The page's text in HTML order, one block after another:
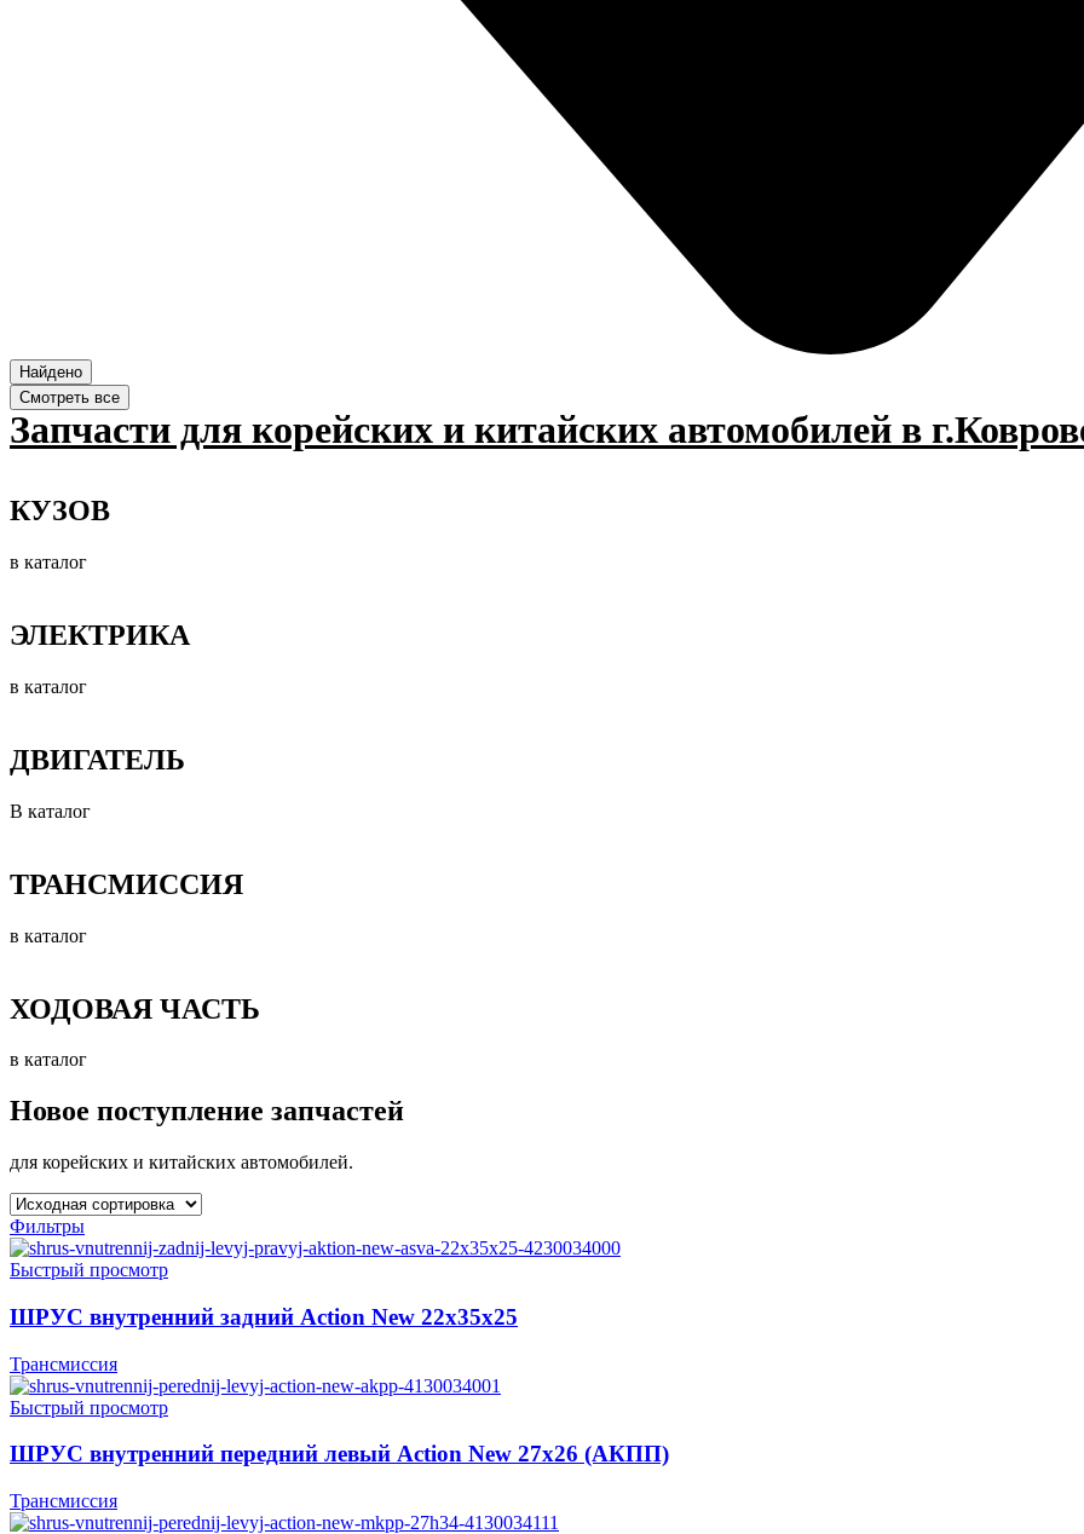
Найдено
Смотреть все
Запчасти для корейских и китайских автомобилей в
КУЗОВ
в каталог
ЭЛЕКТРИКА
в каталог
ДВИГАТЕЛЬ
В каталог
ТРАНСМИССИЯ
в каталог
ХОДОВАЯ ЧАСТЬ
в каталог
Новое поступление запчастей
для корейских и китайских автомобилей.
Фильтры
Быстрый просмотр
ШРУС внутренний задний Action New 22x35x25
Трансмиссия
Быстрый просмотр
ШРУС внутренний передний левый Action New 27х26 (АКПП)
Трансмиссия